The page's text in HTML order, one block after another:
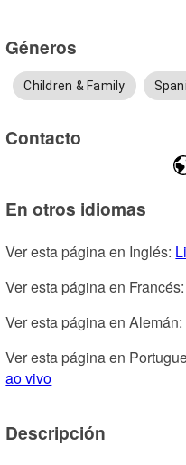
Géneros
Children & Family
Contacto
En otros idiomas
Ver esta página en Inglés:
Ver esta página en Francés:
Ver esta página en Alemán:
Ver esta página en
ao vivo
Descripción